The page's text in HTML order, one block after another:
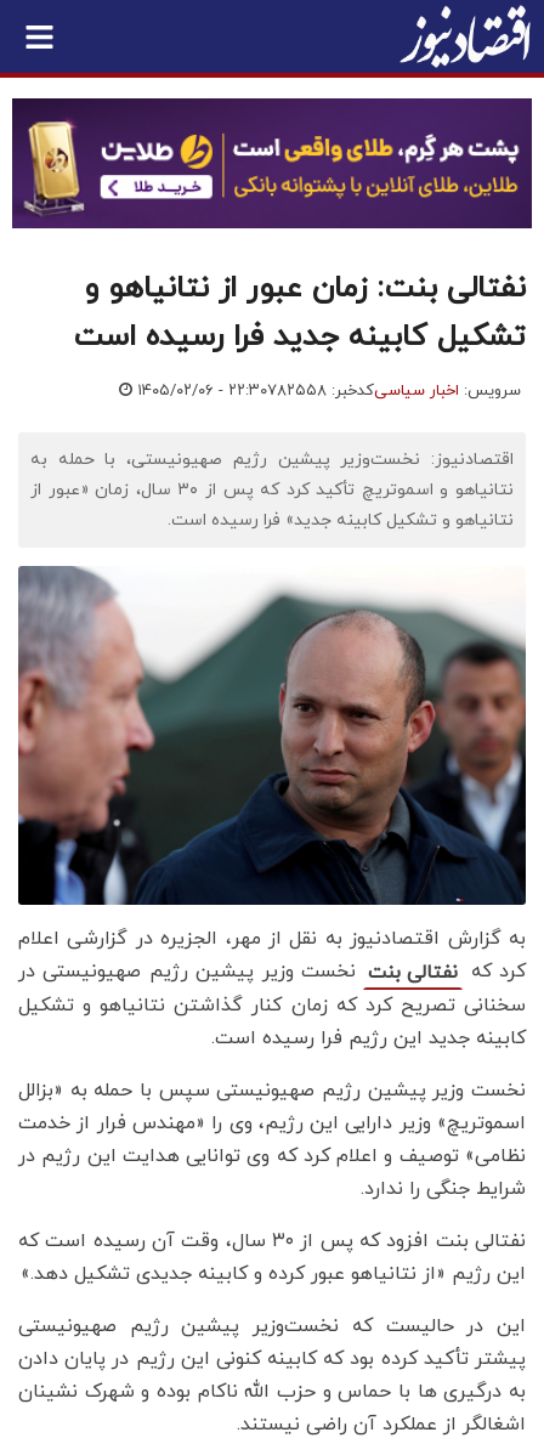
نفتالی بنت: زمان عبور از نتانیاهو و
تشکیل کابینه جدید فرا رسیده است
سرویس: اخبار سیاسیکدخبر: ۷۸۲۵۵۸ ۱۴۰۵/۰۲/۰۶ - ۲۲:۳۰
اقتصادنیوز: نخست‌وزیر پیشین رژیم صهیونیستی، با حمله به
نتانیاهو و اسموتریچ تأکید کرد که پس از ۳۰ سال، زمان «عبور از
نتانیاهو و تشکیل کابینه جدید» فرا رسیده است.
به گزارش اقتصادنیوز به نقل از مهر، الجزیره در گزارشی اعلام
کرد که نفتالی بنت نخست‌ وزیر پیشین رژیم صهیونیستی در
سخنانی تصریح کرد که زمان کنار گذاشتن نتانیاهو و تشکیل
کابینه جدید این رژیم فرا رسیده است.
نخست‌ وزیر پیشین رژیم صهیونیستی سپس با حمله به «بزالل
اسموتریچ» وزیر دارایی این رژیم، وی را «مهندس فرار از خدمت
نظامی» توصیف و اعلام کرد که وی توانایی هدایت این رژیم در
شرایط جنگی را ندارد.
نفتالی بنت افزود که پس از ۳۰ سال، وقت آن رسیده است که
این رژیم «از نتانیاهو عبور کرده و کابینه جدیدی تشکیل دهد.»
این در حالیست که نخست‌وزیر پیشین رژیم صهیونیستی
پیشتر تأکید کرده بود که کابینه کنونی این رژیم در پایان دادن
به درگیری‌ ها با حماس و حزب‌ الله ناکام بوده و شهرک نشینان
اشغالگر از عملکرد آن راضی نیستند.